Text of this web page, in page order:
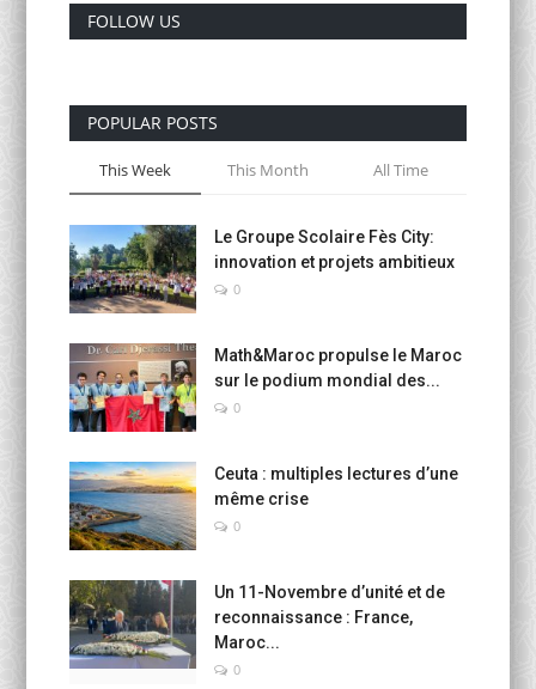
Language
Français العربية
FOLLOW US
POPULAR POSTS
This Week This Month All Time
Le Groupe Scolaire Fès City:
innovation et projets ambitieux
0
Math&Maroc propulse le Maroc
sur le podium mondial des...
0
Ceuta : multiples lectures d’une
même crise
0
Un 11-Novembre d’unité et de
reconnaissance : France,
Maroc...
0